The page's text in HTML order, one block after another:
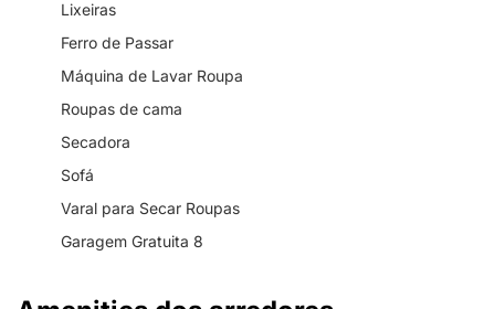
Lixeiras
Ferro de Passar
Máquina de Lavar Roupa
Roupas de cama
Secadora
Sofá
Varal para Secar Roupas
Garagem Gratuita 8